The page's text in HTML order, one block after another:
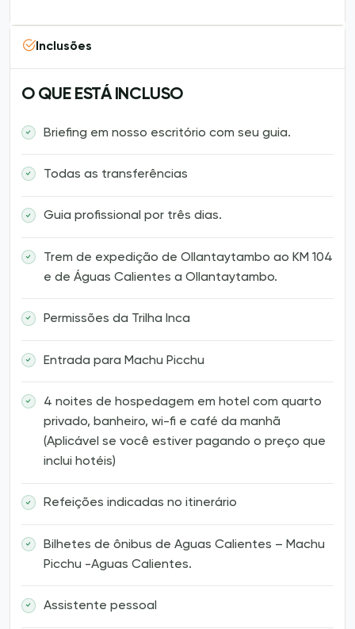
Inclusões
O QUE ESTÁ INCLUSO
Briefing em nosso escritório com seu guia.
Todas as transferências
Guia profissional por três dias.
Trem de expedição de Ollantaytambo ao KM 104
e de Águas Calientes a Ollantaytambo.
Permissões da Trilha Inca
Entrada para Machu Picchu
4 noites de hospedagem em hotel com quarto
privado, banheiro, wi-fi e café da manhã
(Aplicável se você estiver pagando o preço que
inclui hotéis)
Refeições indicadas no itinerário
Bilhetes de ônibus de Aguas Calientes – Machu
Picchu -Aguas Calientes.
Assistente pessoal